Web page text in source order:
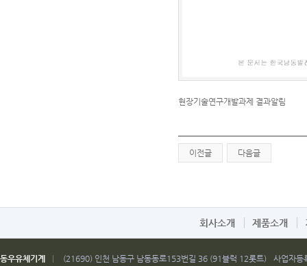
현장기술연구개발과제 결과알림
이전글 다음글
회사소개 제품소개
동우유체기계 (21690) 인천 남동구 남동동로153번길 36 (91블럭 12롯트)
사업자